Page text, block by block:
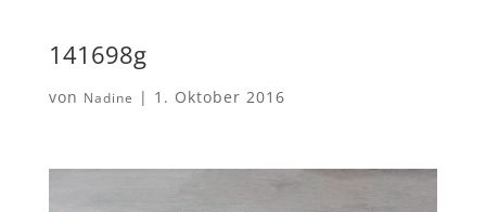
141698g
von Nadine | 1. Oktober 2016